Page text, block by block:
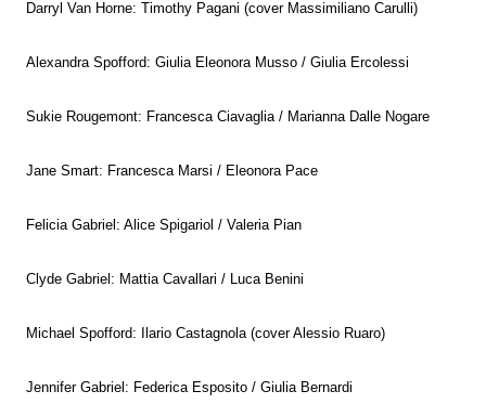
Darryl Van Horne: Timothy Pagani (cover Massimiliano Carulli)
Alexandra Spofford: Giulia Eleonora Musso / Giulia Ercolessi
Sukie Rougemont: Francesca Ciavaglia / Marianna Dalle Nogare
Jane Smart: Francesca Marsi / Eleonora Pace
Felicia Gabriel: Alice Spigariol / Valeria Pian
Clyde Gabriel: Mattia Cavallari / Luca Benini
Michael Spofford: Ilario Castagnola (cover Alessio Ruaro)
Jennifer Gabriel: Federica Esposito / Giulia Bernardi